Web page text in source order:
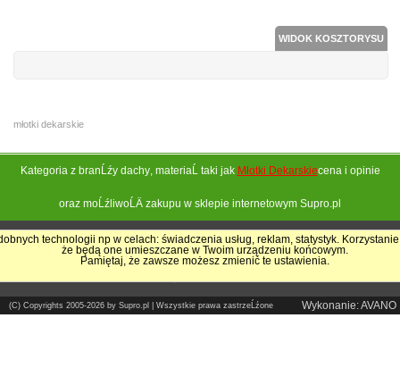
WIDOK KOSZTORYSU
młotki dekarskie
Kategoria z branĹźy dachy, materiaĹ taki jak Młotki Dekarskiecena i opinie
oraz moĹźliwoĹÄ zakupu w sklepie internetowym Supro.pl
Pokrycia Dachowe - Supro.pl
Sklep internetowy
Wykonanie: AVANO
(C) Copyrights 2005-2026 by Supro.pl | Wszystkie prawa zastrzeĹźone
technologii np w celach: świadczenia usług, reklam, statystyk.
że będą one umieszczane w Twoim urządzeniu końcowym.
Pamiętaj, że zawsze możesz zmienić te ustawienia.